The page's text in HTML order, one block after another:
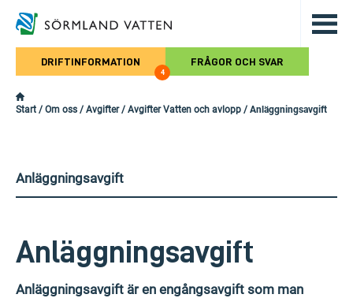
Hoppa till det huvudsakliga
DRIFTINFORMATION
4
FRÅGOR OCH SVAR
Start / Om oss / Avgifter/ Avgifter Vatten och avlopp / Anläggningsavgift
Anläggningsavgift
Anläggningsavgift
Anläggningsavgift är en engångsavgift som man